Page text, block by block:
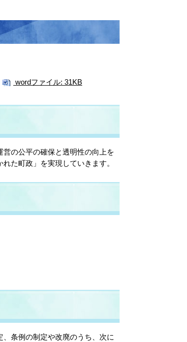
wordファイル: 31KB
の公平の確保と透明性の向上を
た町政」を実現していきます。
条例の制定や改廃のうち、次に